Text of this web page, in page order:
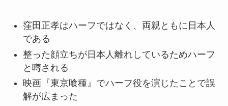
窪田正孝はハーフではなく、両親ともに日本人
である
整った顔立ちが日本人離れしているためハーフ
と噂される
映画『東京喰種』でハーフ役を演じたことで誤
解が広まった